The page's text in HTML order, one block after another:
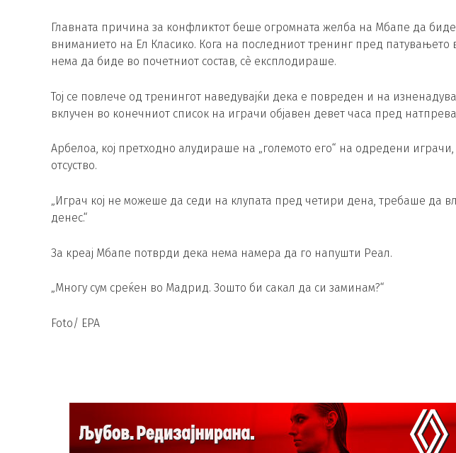
Главната причина за конфликтот беше огромната желба на Мбапе да
вниманието на Ел Класико. Кога на последниот тренинг пред патувањето
нема да биде во почетниот состав, сè експлодираше.
Тој се повлече од тренингот наведувајќи дека е повреден и на
вклучен во конечниот список на играчи објавен девет часа пред
Арбелоа, кој претходно алудираше на „големото его“ на одредени
отсуство.
„Играч кој не можеше да седи на клупата пред четири дена, требаше да
денес.“
За креај Мбапе потврди дека нема намера да го напушти Реал.
„Многу сум среќен во Мадрид. Зошто би сакал да си заминам?“
Foto/ EPA